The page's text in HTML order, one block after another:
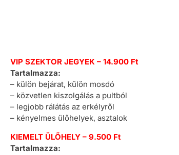
VIP SZEKTOR JEGYEK – 14.900 Ft
Tartalmazza:
– külön bejárat, külön mosdó
– közvetlen kiszolgálás a pultból
– legjobb rálátás az erkélyről
– kényelmes ülőhelyek, asztalok
KIEMELT ÜLŐHELY – 9.500 Ft
Tartalmazza: